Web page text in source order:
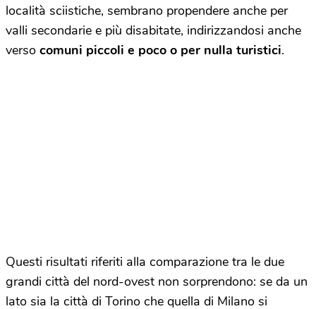
località sciistiche, sembrano propendere anche per
valli secondarie e più disabitate, indirizzandosi anche
verso comuni piccoli e poco o per nulla turistici.
Questi risultati riferiti alla comparazione tra le due
grandi città del nord-ovest non sorprendono: se da un
lato sia la città di Torino che quella di Milano si